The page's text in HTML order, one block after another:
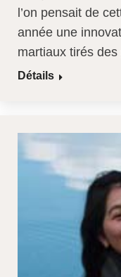
l’on pensait de
année une
martiaux tirés
Détails